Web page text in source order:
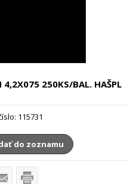
4,2X075 250KS/BAL. HAŠPL
115731
do zoznamu